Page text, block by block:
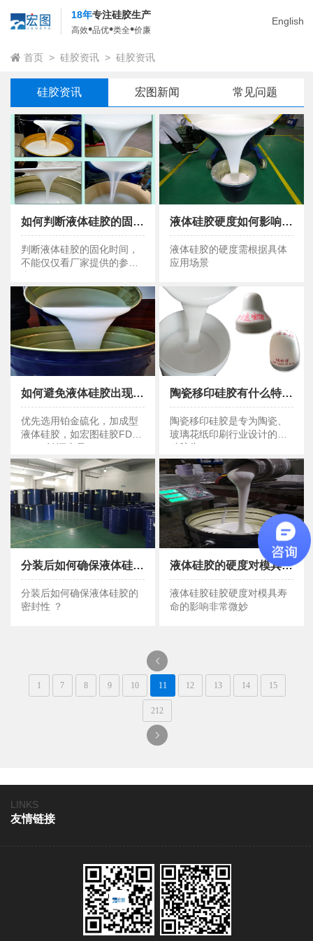
English
18年专注硅胶生产
高效•品优•类全•价廉
首页 > 硅胶资讯 > 硅胶资讯
硅胶资讯 宏图新闻 常见问题
如何判断液体硅胶的固化时间 ？
如何判断液体硅胶的固化时间 ？
判断液体硅胶的固化时间，
不能仅仅看厂家提供的参数
液体硅胶硬度如何影响脱模效果？
液体硅胶硬度如何影响脱模效果？
液体硅胶的硬度需根据具体
应用场景
如何避免液体硅胶出现中毒现象？
如何避免液体硅胶出现中毒现象？
优先选用铂金硫化，加成型
液体硅胶，如宏图硅胶FDA
LFGB认证产品。
陶瓷移印硅胶有什么特点 ？
陶瓷移印硅胶有什么特点 ？
陶瓷移印硅胶是专为陶瓷、
玻璃花纸印刷行业设计的特
种胶头。
分装后如何确保液体硅胶的密封性 ？
分装后如何确保液体硅胶的密封性 ？
分装后如何确保液体硅胶的
密封性 ？
液体硅胶的硬度对模具寿命有什么影响？
液体硅胶的硬度对模具寿命有什么影响？
液体硅胶硅胶硬度对模具寿
命的影响非常微妙
一
页
1 7 8 9 10 11 12 13 14 15
212
LINKS
友情链接